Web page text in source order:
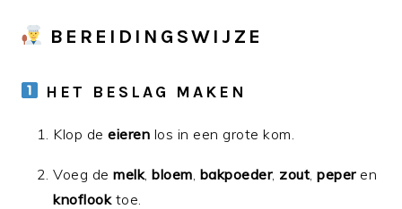
BEREIDINGSWIJZE
HET BESLAG MAKEN
Klop deeieren los in een grote kom.
Voeg demelk,bloem bakpoeder, zout ,peperen
knoflooktoe.